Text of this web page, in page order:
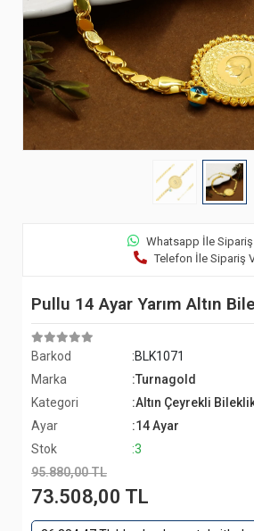
Whatsapp İle Sipariş
Telefon İle Sipariş
Pullu 14 Ayar Yarım Altın
Barkod
:BLK1071
Marka
:Turnagold
Kategori
:Altın Çeyrekli
Ayar
:14 Ayar
Stok
:3
95.880,00 TL
73.508,00 TL